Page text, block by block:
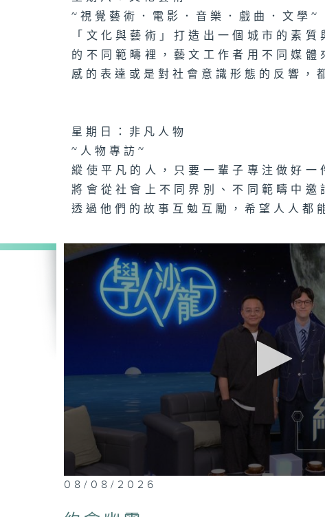
~視覺藝術．電影．音樂．戲曲．文學~
「文化與藝術」打造出一個城市的素
的不同範疇裡，藝文工作者用不同媒
感的表達或是對社會意識形態的反響，
星期日：非凡人物
~人物專訪~
縱使平凡的人，只要一輩子專注做好
將會從社會上不同界別、不同範疇中邀
透過他們的故事互勉互勵，希望人人都
0
seconds
52
08/08/2026